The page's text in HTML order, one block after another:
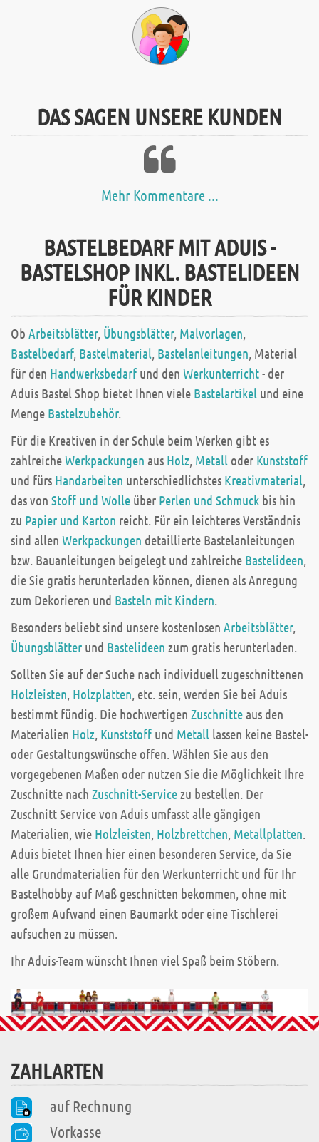
DAS SAGEN UNSERE KUNDEN
Mehr Kommentare ...
BASTELBEDARF MIT ADUIS -
BASTELSHOP INKL. BASTELIDEEN
FÜR KINDER
Ob Arbeitsblätter, Übungsblätter, Malvorlagen,
Bastelbedarf, Bastelmaterial, Bastelanleitungen, Material
für den Handwerksbedarf und den Werkunterricht- der
Aduis Bastel Shop bietet Ihnen viele Bastelartikel und eine
Menge Bastelzubehör.
Für die Kreativen in der Schule beim Werken gibt es
zahlreicheWerkpackungen aus Holz, Metall oder Kunststoff
und fürs Handarbeiten unterschiedlichstes Kreativmaterial,
das von Stoff und Wolle über Perlen und Schmuck bis hin
zu Papier und Karton reicht. Für ein leichteres Verständnis
sind allen Werkpackungen detaillierte Bastelanleitungen
bzw. Bauanleitungen beigelegt und zahlreiche Bastelideen,
die Sie gratis herunterladen können, dienen als Anregung
zum Dekorieren und Basteln mit Kindern.
Besonders beliebt sind unsere kostenlosen Arbeitsblätter,
Übungsblätter und Bastelideen zum gratis herunterladen.
Sollten Sie auf der Suche nach individuell zugeschnittenen
Holzleisten, Holzplatten, etc. sein, werden Sie bei Aduis
bestimmt fündig. Die hochwertigen Zuschnitteaus den
Materialien Holz, Kunststoff und Metall lassen keine Bastel-
oder Gestaltungswünsche offen. Wählen Sie aus den
vorgegebenen Maßen oder nutzen Sie die Möglichkeit Ihre
Zuschnitte nach Zuschnitt-Servicezu bestellen. Der
Zuschnitt Service von Aduis umfasst alle gängigen
Materialien, wie Holzleisten, Holzbrettchen, Metallplatten.
Aduis bietet Ihnen hier einen besonderen Service, da Sie
alle Grundmaterialien für den Werkunterricht und für Ihr
Bastelhobby auf Maß geschnitten bekommen, ohne mit
großem Aufwand einen Baumarkt oder eine Tischlerei
aufsuchen zu müssen.
Ihr Aduis-Team wünscht Ihnen viel Spaß beim Stöbern.
ZAHLARTEN
auf Rechnung
Vorkasse